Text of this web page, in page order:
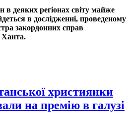
в деяких регіонах світу майже
в дослідженні, проведеному
закордонних справ
Ханта.
християнки
на премію в галузі